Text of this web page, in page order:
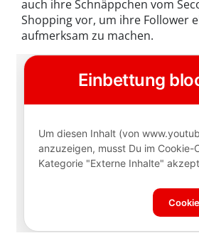
auch ihre Schnäppchen vom
Shopping vor, um ihre Follower
aufmerksam zu machen.